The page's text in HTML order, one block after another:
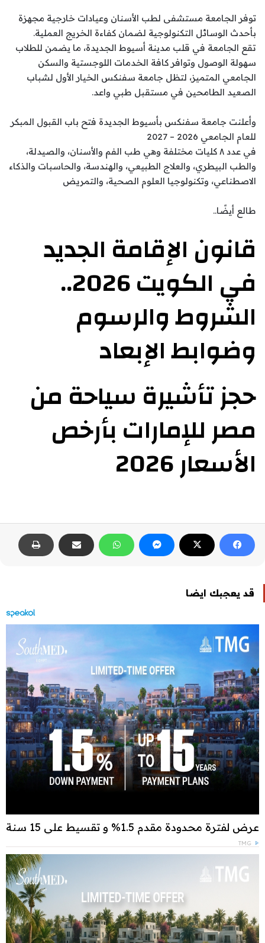
توفر الجامعة مستشفى لطب الأسنان وعيادات خارجية مجهزة
بأحدث الوسائل التكنولوجية لضمان كفاءة الخريج العملية.
تقع الجامعة في قلب مدينة أسيوط الجديدة، ما يضمن للطلاب
سهولة الوصول وتوافر كافة الخدمات اللوجستية والسكن
الجامعي المتميز، لتظل جامعة سفنكس الخيار الأول لشباب
الصعيد الطامحين في مستقبل طبي واعد.
وأعلنت جامعة سفنكس بأسيوط الجديدة فتح باب القبول المبكر
للعام الجامعي 2026 – 2027
في عدد ٨ كليات مختلفة وهي طب الفم والأسنان، والصيدلة،
والطب البيطري، والعلاج الطبيعي، والهندسة، والحاسبات والذكاء
الاصطناعي، وتكنولوجيا العلوم الصحية، والتمريض
طالع أيضًا..
قانون الإقامة الجديد
في الكويت 2026..
الشروط والرسوم
وضوابط الإبعاد
حجز تأشيرة سياحة من
مصر للإمارات بأرخص
الأسعار 2026
قد يعجبك ايضا
عرض لفترة محدودة مقدم 1.5% و تقسيط علي 15 سنة
TMG